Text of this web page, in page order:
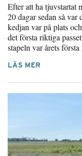
Efter att ha tjuvstartat
20 dagar sedan så
kedjan var på plats
det första riktiga
stapeln var årets
LÄS MER